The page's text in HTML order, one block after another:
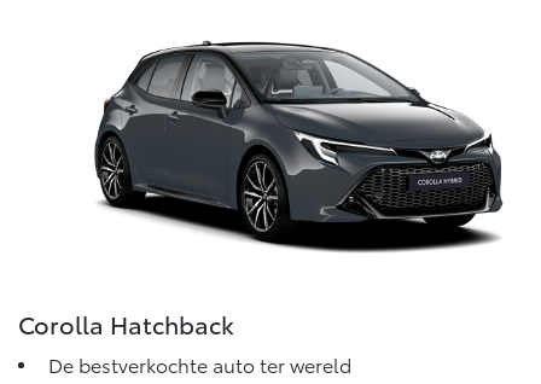
Corolla Hatchback
De bestverkochte auto ter wereld